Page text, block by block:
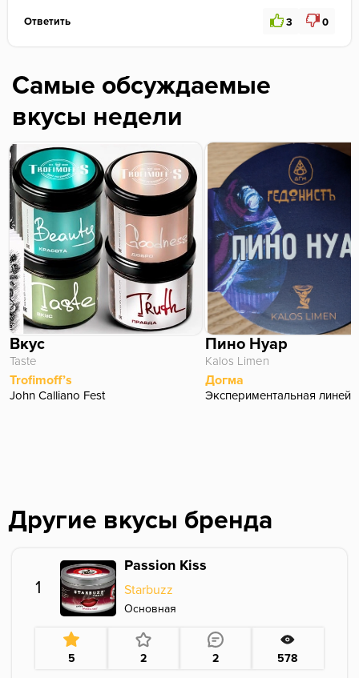
Ответить 3 0
Самые обсуждаемые
вкусы недели
Вкус
Taste
Trofimoff’s
John Calliano Fest
Пино Нуар
Kalos Limen
Догма
Экспериментальная
Другие вкусы бренда
1
Passion Kiss
Starbuzz
Основная
5 2 2 578